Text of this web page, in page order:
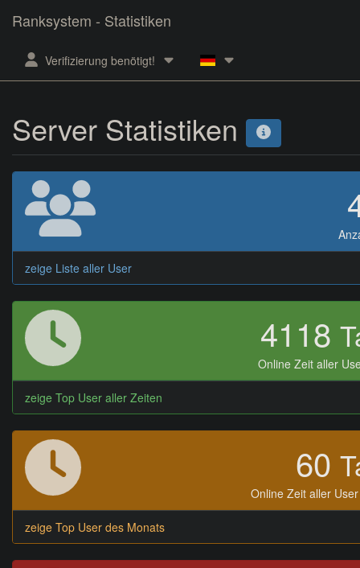
Ranksystem - Statistiken
Verifizierung benötigt!
Server Statistiken
zeige Liste aller User
4118
Online Zeit aller
zeige Top User aller Zeiten
60
Online Zeit aller
zeige Top User des Monats